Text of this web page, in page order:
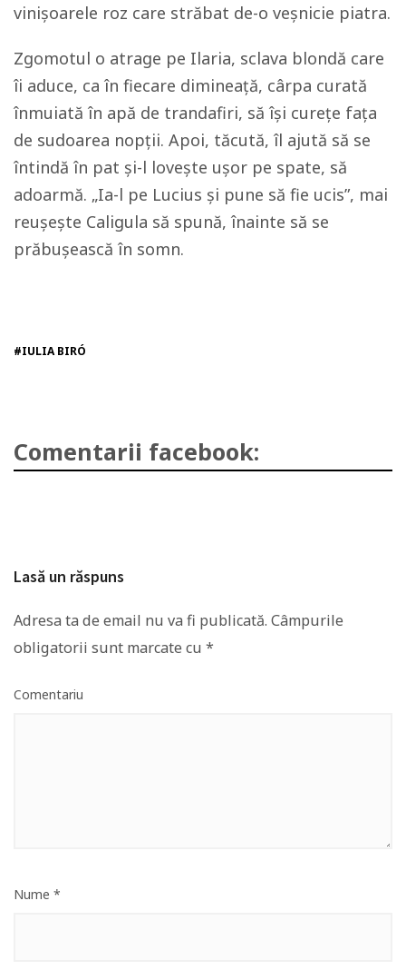
vinișoarele roz care străbat de-o veșnicie piatra.
Zgomotul o atrage pe Ilaria, sclava blondă care
îi aduce, ca în fiecare dimineață, cârpa curată
înmuiată în apă de trandafiri, să își curețe fața
de sudoarea nopții. Apoi, tăcută, îl ajută să se
întindă în pat și-l lovește ușor pe spate, să
adoarmă. „Ia-l pe Lucius și pune să fie ucis”, mai
reușește Caligula să spună, înainte să se
prăbușească în somn.
#IULIA BIRÓ
Comentarii facebook:
Lasă un răspuns
Adresa ta de email nu va fi publicată. Câmpurile
obligatorii sunt marcate cu *
Comentariu
Nume *